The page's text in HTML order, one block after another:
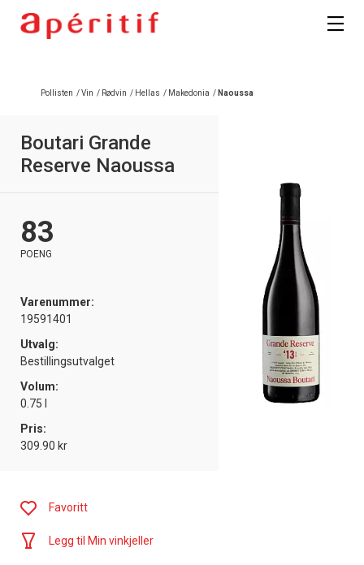
Pollisten /Vin / Rødvin / Hellas / Makedonia / Naoussa
Boutari Grande
Reserve Naoussa
83
POENG
Varenummer:
19591401
Utvalg:
Bestillingsutvalget
Volum:
0.75 l
Pris:
309.90 kr
Favoritt
Legg til Min vinkjeller